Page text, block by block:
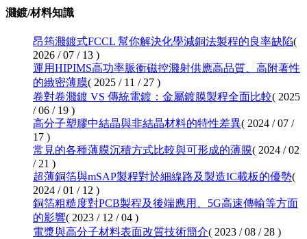
濺鍍/材料知識
昂筠濺鍍式FCCL 幫你解決化學減銅法製程的良率缺陷(
2026 / 07 / 13 )
運用HIPIMS高功率脈衝磁控濺射供應高品質、高附著性
的緻密薄膜( 2025 / 11 / 27 )
卷對卷濺鍍 VS 傳統電鍍：金屬鍍膜製程全面比較( 2025
/ 06 / 19 )
高分子塑膠中結晶與非結晶材料的特性差異( 2024 / 07 /
17 )
常見的各種薄膜沉積方式比較與可形成的薄膜( 2024 / 02
/ 21 )
超薄銅箔與mSAP製程對於細線路及製造IC載板的優勢(
2024 / 01 / 12 )
銅箔粗糙度對PCB製程及後端應用、5G高速傳輸等方面
的影響( 2023 / 12 / 04 )
電漿與高分子材料表面改質技術簡介( 2023 / 08 / 28 )